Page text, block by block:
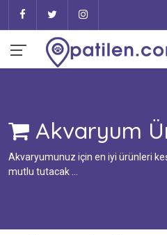
Akvaryum
Akvaryumunuz için en iyi ürünleri
mutlu tutacak ...